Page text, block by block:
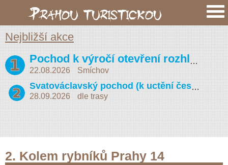
Nejbližší akce
Pochod k výročí otevření rozhledny na Petříně (Vojta Náprstek 2026)
22.08.2026
Smíchov
Svatováclavský pochod (k uctění české státnosti)
28.09.2026
dle trasy
2. Kolem rybníků Prahy 14